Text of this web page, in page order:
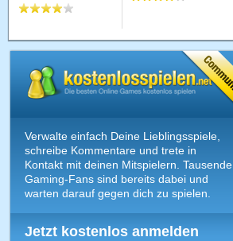
Verwalte einfach Deine Lieblingsspiele,
schreibe Kommentare und trete in
Kontakt mit deinen Mitspielern. Tausende
Gaming-Fans sind bereits dabei und
warten darauf gegen dich zu spielen.
Jetzt kostenlos anmelden